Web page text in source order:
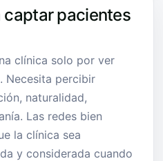
captar pacientes
clínica solo por ver
Necesita percibir
naturalidad,
Las redes bien
la clínica sea
y considerada cuando